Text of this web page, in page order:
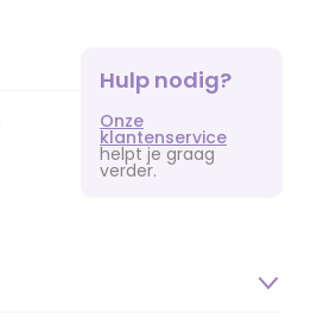
Hulp nodig?
Onze
klantenservice
helpt je graag
verder.